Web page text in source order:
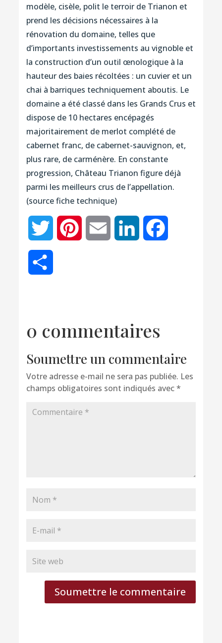
modèle, cisèle, polit le terroir de Trianon et
prend les décisions nécessaires à la
rénovation du domaine, telles que
d’importants investissements au vignoble et
la construction d’un outil œnologique à la
hauteur des baies récoltées : un cuvier et un
chai à barriques techniquement aboutis. Le
domaine a été classé dans les Grands Crus et
dispose de 10 hectares encépagés
majoritairement de merlot complété de
cabernet franc, de cabernet-sauvignon, et,
plus rare, de carménère. En constante
progression, Château Trianon figure déjà
parmi les meilleurs crus de l’appellation.
(source fiche technique)
Twitter Pinterest Email LinkedIn
0 commentaires
Soumettre un commentaire
Votre adresse e-mail ne sera pas publiée. Les
champs obligatoires sont indiqués avec*
Soumettre le commentaire